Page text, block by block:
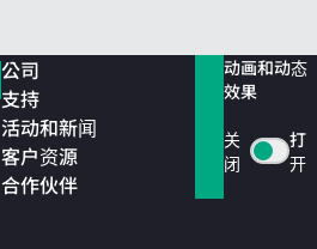
公司
支持
活动和新闻
客户资源
合作伙伴
动画和动态
效果
关
闭
打
开